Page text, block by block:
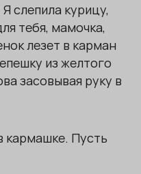
слепила курицу,
тебя, мамочка,
лезет в карман
из желтого
засовывая руку в
кармашке. Пусть